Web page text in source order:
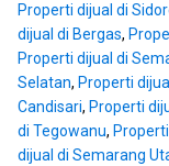
Properti dijual di
dijual di Bergas,
Properti dijual di
Selatan, Properti
Candisari, Properti
di Tegowanu,
dijual di Semarang